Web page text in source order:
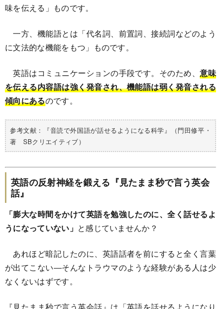
味を伝える」ものです。
一方、機能語とは「代名詞、前置詞、接続詞などのよう
に文法的な機能をもつ」ものです。
英語はコミュニケーションの手段です。そのため、意味
を伝える内容語は強く発音され、機能語は弱く発音される
傾向にあるのです。
参考文献：『音読で外国語が話せるようになる科学』（門田修平・
著 SBクリエイティブ）
英語の反射神経を鍛える『見たまま秒で言う英会
話』
「膨大な時間をかけて英語を勉強したのに、全く話せるよ
うになっていない」 と感じていませんか？
あれほど暗記したのに、英語話者を前にすると全く言葉
が出てこない―そんなトラウマのような経験がある人は少
なくないはずです。
『見たまま秒で言う英会話』は「英語を話せるようになり